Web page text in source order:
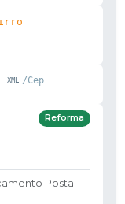
/Cep
Reforma
Postal